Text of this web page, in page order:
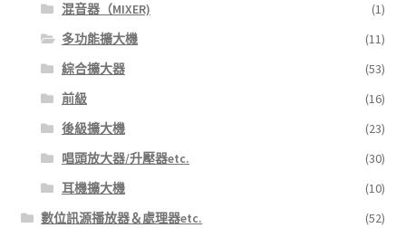
混音器（MIXER)
(1)
多功能擴大機
(11)
綜合擴大器
(53)
前級
(16)
後級擴大機
(23)
唱頭放大器/升壓器etc.
(30)
耳機擴大機
(10)
數位訊源播放器＆處理器etc.
(52)